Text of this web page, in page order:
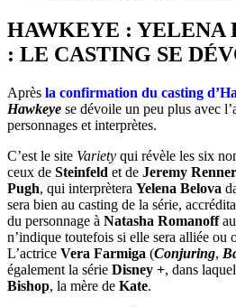
HAWKEYE : YELENA
: LE CASTING SE
Après la confirmation du casting d’
Hawkeye se dévoile un peu plus avec
personnages et interprètes.
C’est le site Variety qui révèle les six
ceux de Steinfeld et de Jeremy Renner
Pugh, qui interprètera Yelena Belova
sera bien au casting de la série,
du personnage à Natasha Romanoffau
n’indique toutefois si elle sera alliée ou
L’actrice Vera Farmiga (Conjuring,
également la série Disney +, dans
Bishop, la mère de Kate.